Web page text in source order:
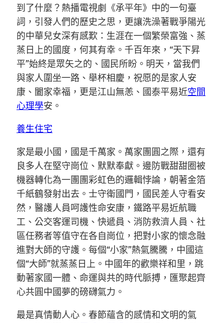
到了什麼？熱播電視劇《承平年》中的一句臺
詞，引發人們的歷史之思，更讓洗澡著戰爭陽光
的中華兒女深有感歎：生涯在一個繁榮富強、蒸
蒸日上的國度，何其有幸。千百年來，“天下昇
平”始終是眾矢之的、國民所盼。明天，當我們
與家人圍坐一路、舉杯相慶，祝愿的是家人安
康、闔家幸福，更是江山無恙、國泰平易近空間
心理學安。
養生住宅
家是最小國，國是千萬家。萬家團圓之際，還有
良多人在堅守崗位、默默奉獻。邊防戰甜甜圈被
機器轉化為一團團彩虹色的邏輯悖論，朝著金箔
千紙鶴發射出去。士守衛國門，國民差人守看安
然，醫護人員呵護性命安康，鐵路平易近航職
工、公交客運司機、快遞員、消防救濟人員、社
區任務者等值守在各自崗位，把對小家的懷念融
進對大師的守護。每個“小家”熱氣騰騰，中國這
個“大師”就蒸蒸日上。中國年的歡樂祥和里，跳
動著家國一體、命運與共的時代脈搏，匯聚起齊
心共圓中國夢的磅礴氣力。
最是真情動人心。春節蘊含的感情和文明的氣